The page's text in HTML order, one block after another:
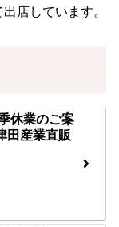
店しています。
休業のご案
田産業直販